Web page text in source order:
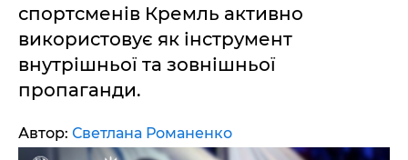
спортсменів Кремль активно
використовує як інструмент
внутрішньої та зовнішньої
пропаганди.
Автор: Светлана Романенко